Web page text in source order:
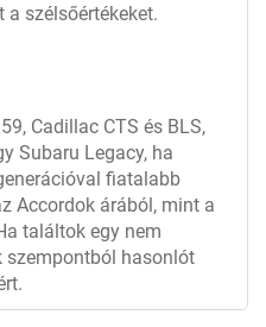
a szélsőértékeket.
Cadillac CTS és BLS,
Subaru Legacy, ha
fiatalabb
Accordok árából, mint a
találtok egy nem
szempontból hasonlót